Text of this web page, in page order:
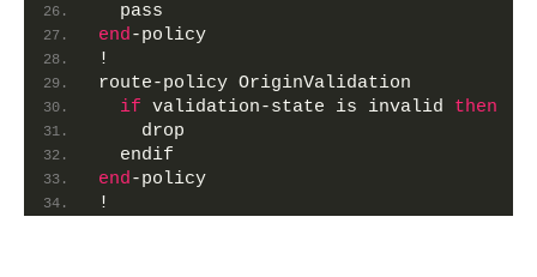
  pass
end-policy
!
route-policy OriginValidation
if validation-state is invalid then
    drop
  endif
end-policy
!